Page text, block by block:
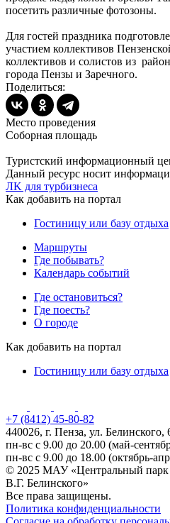
посетить различные фотозоны.
Для гостей праздника
участием коллективов
коллективов и солистов из
города Пензы и Заречного.
Поделиться:
Место проведения
Соборная площадь
Туристский информационный
Данный ресурс носит
ЛK для турбизнеса
Как добавить на портал
Гостиницу или базу отдыха
Маршруты
Где побывать?
Календарь событий
Где остановиться?
Где поесть?
О городе
Как добавить на портал
Гостиницу или базу отдыха
+7 (8412) 45-80-82
440026, г. Пенза, ул. Белинского,
пн-вс с 9.00 до 20.00 (май-
пн-вс с 9.00 до 18.00 (октябрь-
© 2025 МАУ «Центральный парк
В.Г. Белинского»
Все права защищены.
Политика конфиденциальности